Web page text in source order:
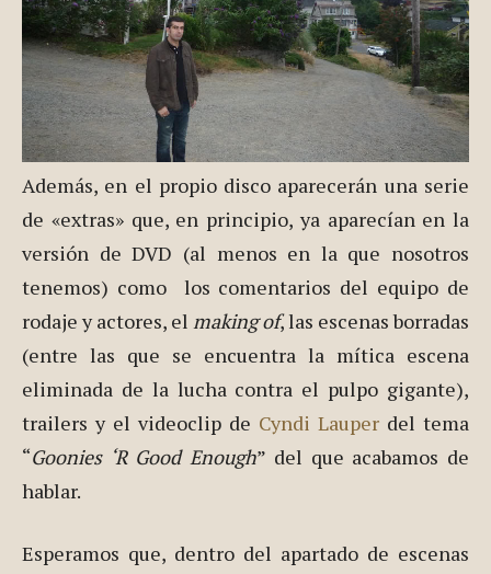
Además, en el propio disco aparecerán una serie
de «extras» que, en principio, ya aparecían en la
versión de DVD (al menos en la que nosotros
tenemos) como los comentarios del equipo de
rodaje y actores, el making of, las escenas borradas
(entre las que se encuentra la mítica escena
eliminada de la lucha contra el pulpo gigante),
trailers y el videoclip de Cyndi Lauper del tema
“Goonies ‘R Good Enough” del que acabamos de
hablar.
Esperamos que, dentro del apartado de escenas